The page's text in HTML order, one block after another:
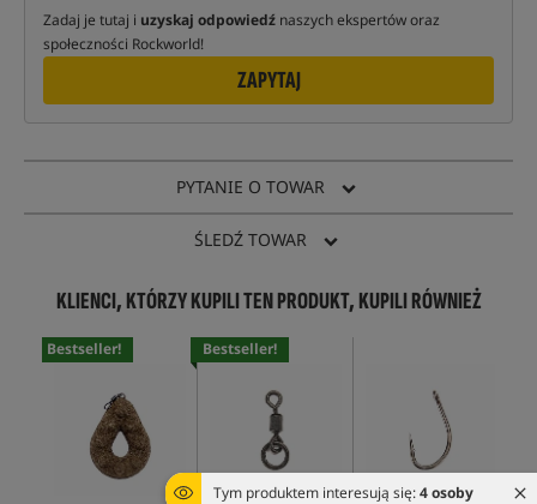
Tym produktem interesują się:4 osoby
Zadaj je tutaj i uzyskaj odpowiedź naszych ekspertów oraz
społeczności Rockworld!
ZAPYTAJ
PYTANIE O TOWAR
ŚLEDŹ TOWAR
KLIENCI, KTÓRZY KUPILI TEN PRODUKT, KUPILI RÓWNIEŻ
Bestseller! Bestseller!